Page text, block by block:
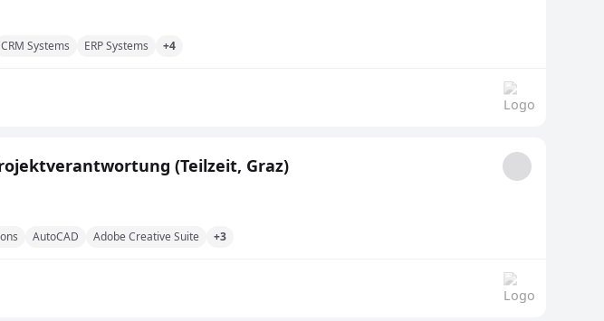
CRM Systems ERP Systems +4
(Teilzeit, Graz)
AutoCAD Adobe Creative Suite +3